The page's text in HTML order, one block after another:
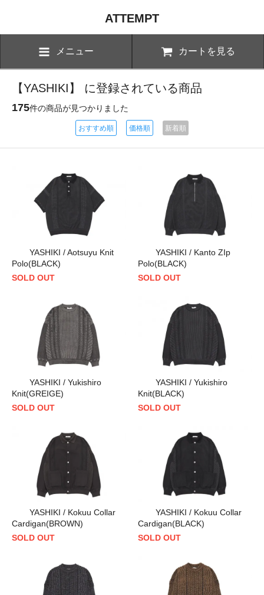
ATTEMPT
メニュー カートを見る
【YASHIKI】 に登録されている商品
175件の商品が見つかりました
おすすめ順 価格順 新着順
YASHIKI / Aotsuyu Knit
Polo(BLACK)
SOLD OUT
YASHIKI / Kanto ZIp
Polo(BLACK)
SOLD OUT
YASHIKI / Yukishiro
Knit(GREIGE)
SOLD OUT
YASHIKI / Yukishiro
Knit(BLACK)
SOLD OUT
YASHIKI / Kokuu Collar
Cardigan(BROWN)
SOLD OUT
YASHIKI / Kokuu Collar
Cardigan(BLACK)
SOLD OUT